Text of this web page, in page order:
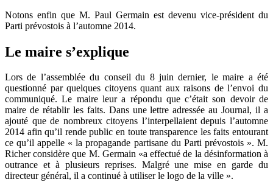
Notons enfin que M. Paul Germain est devenu vice-président du
Parti prévostois à l’automne 2014.
Le maire s’explique
Lors de l’assemblée du conseil du 8 juin dernier, le maire a été
questionné par quelques citoyens quant aux raisons de l’envoi du
communiqué. Le maire leur a répondu que c’était son devoir de
maire de rétablir les faits. Dans une lettre adressée au Journal, il a
ajouté que de nombreux citoyens l’interpellaient depuis l’automne
2014 afin qu’il rende public en toute transparence les faits entourant
ce qu’il appelle « la propagande partisane du Parti prévostois ». M.
Richer considère que M. Germain «a effectué de la désinformation à
outrance et à plusieurs reprises. Malgré une mise en garde du
directeur général, il a continué à utiliser le logo de la ville ».